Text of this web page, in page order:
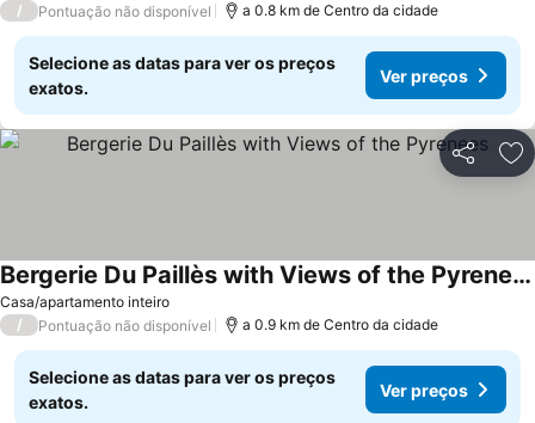
/ Pontuação não disponível a 0.8 km de Centro da cidade
Selecione as datas para ver os preços
exatos.
Ver preços
Partilhar
Casa/apartamento inteiro
Bergerie Du Paillès with Views of the Pyrenees
/ Pontuação não disponível a 0.9 km de Centro da cidade
Selecione as datas para ver os preços
exatos.
Ver preços